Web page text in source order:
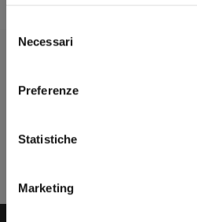
delNecessari
Preferenze
Statistiche
Marketing